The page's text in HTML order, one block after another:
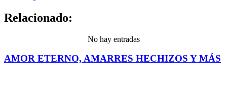
Relacionado:
No hay entradas
AMOR ETERNO, AMARRES HECHIZOS Y MÁS